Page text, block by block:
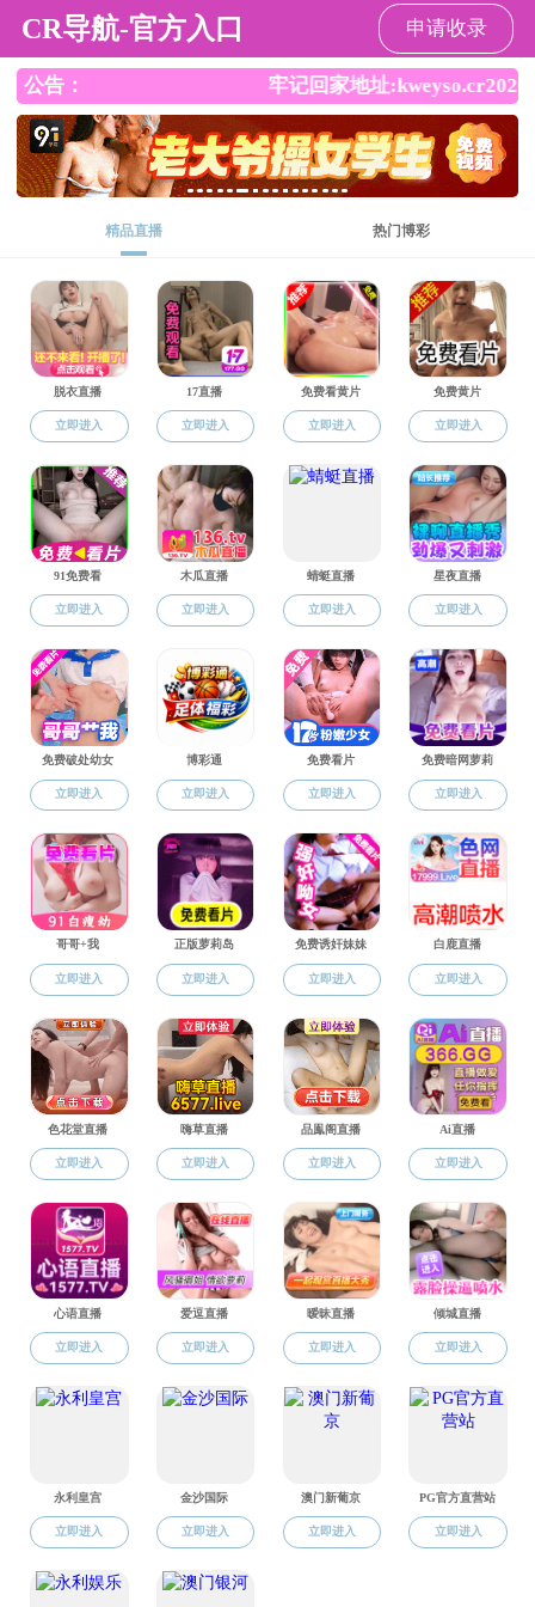
直播app
直播app 直播app概况 党群工作 师资队伍 本
返回
直播app 召开航海教育
2月21日上午，我院在南楼1409会议室召
飞、航海技术、轮机工程、教务办、发展部负
会上，叶晓飞通报了部海事局《航海教育
训质量评估的适任考试抽考准备工作进行了布
务。